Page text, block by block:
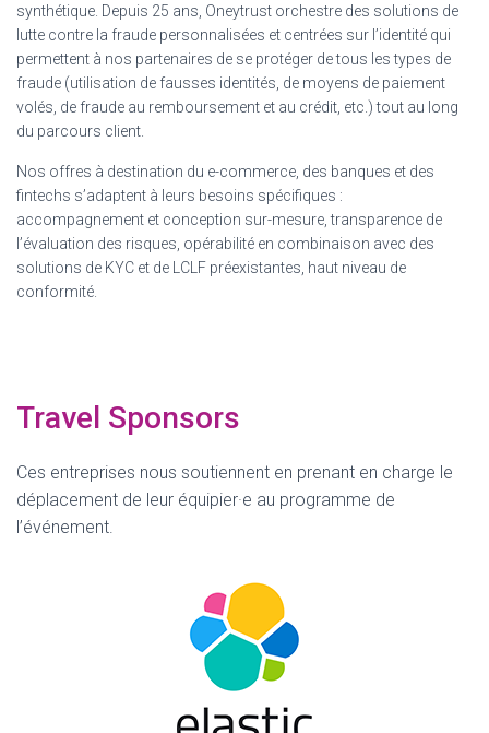
synthétique. Depuis 25 ans, Oneytrust orchestre des solutions de
lutte contre la fraude personnalisées et centrées sur l’identité qui
permettent à nos partenaires de se protéger de tous les types de
fraude (utilisation de fausses identités, de moyens de paiement
volés, de fraude au remboursement et au crédit, etc.) tout au long
du parcours client.
Nos offres à destination du e-commerce, des banques et des
fintechs s’adaptent à leurs besoins spécifiques :
accompagnement et conception sur-mesure, transparence de
l’évaluation des risques, opérabilité en combinaison avec des
solutions de KYC et de LCLF préexistantes, haut niveau de
conformité.
Travel Sponsors
Ces entreprises nous soutiennent en prenant en charge le
déplacement de leur équipier·e au programme de
l’événement.